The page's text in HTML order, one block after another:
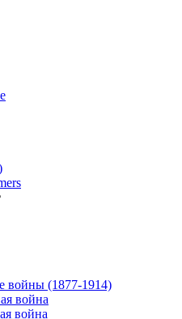
войны (1877-1914)
война
война